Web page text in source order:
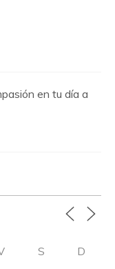
en tu día a
S D